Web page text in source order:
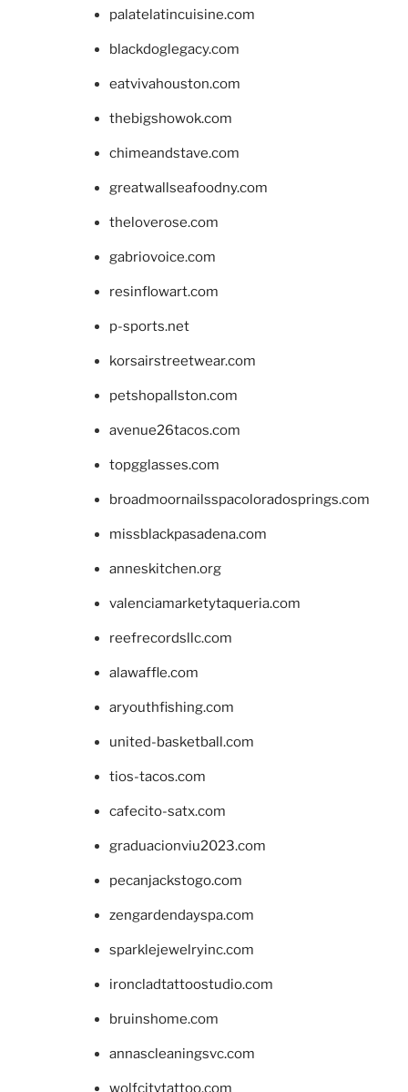
palatelatincuisine.com
blackdoglegacy.com
eatvivahouston.com
thebigshowok.com
chimeandstave.com
greatwallseafoodny.com
theloverose.com
gabriovoice.com
resinflowart.com
p-sports.net
korsairstreetwear.com
petshopallston.com
avenue26tacos.com
topgglasses.com
broadmoornailsspacoloradosprings.com
missblackpasadena.com
anneskitchen.org
valenciamarketytaqueria.com
reefrecordsllc.com
alawaffle.com
aryouthfishing.com
united-basketball.com
tios-tacos.com
cafecito-satx.com
graduacionviu2023.com
pecanjackstogo.com
zengardendayspa.com
sparklejewelryinc.com
ironcladtattoostudio.com
bruinshome.com
annascleaningsvc.com
wolfcitytattoo.com